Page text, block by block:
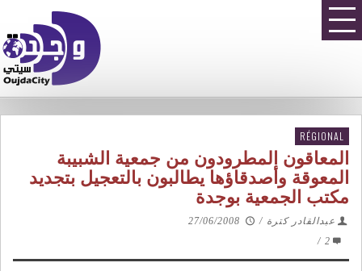
RÉGIONAL
المعاقون المطرودون من جمعية الشبيبة
المعوقة وأصدقاؤها يطالبون بالتعجيل بتجديد
مكتب الجمعية بوجدة
عبدالقادر كترة /
27/06/2008
2
/